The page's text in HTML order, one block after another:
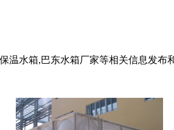
温水箱,巴东水箱厂家等相关信息发布